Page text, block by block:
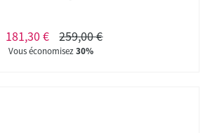
181,30 € 259,00 €
Vous économisez30%